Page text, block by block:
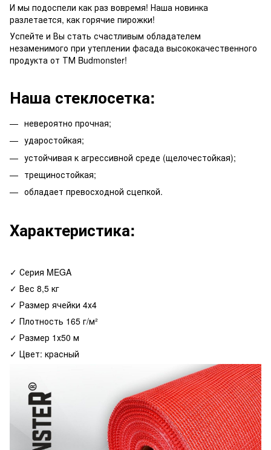
И мы подоспели как раз вовремя! Наша новинка
разлетается, как горячие пирожки!
Успейте и Вы стать счастливым обладателем
незаменимого при утеплении фасада высококачественного
продукта от ТМ Budmonster!
Наша стеклосетка:
невероятно прочная;
ударостойкая;
устойчивая к агрессивной среде (щелочестойкая);
трещиностойкая;
обладает превосходной сцепкой.
Характеристика:
✓ Серия MEGA
✓ Вес 8,5 кг
✓ Размер ячейки 4х4
✓ Плотность 165 г/м²
✓ Размер 1х50 м
✓ Цвет: красный